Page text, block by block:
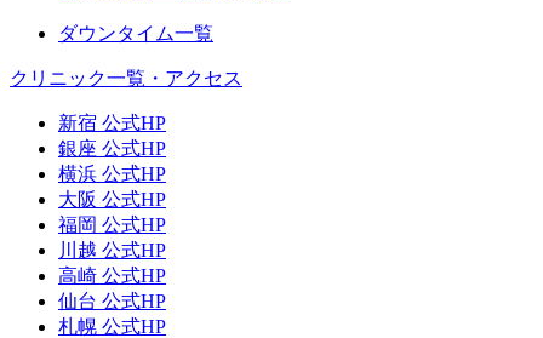
ダウンタイム一覧
クリニック一覧・アクセス
新宿 公式HP
銀座 公式HP
横浜 公式HP
大阪 公式HP
福岡 公式HP
川越 公式HP
高崎 公式HP
仙台 公式HP
札幌 公式HP